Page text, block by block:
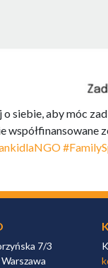
o siebie, aby móc
współfinansowane
7/3